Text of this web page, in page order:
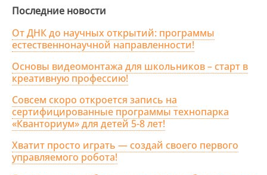
Последние новости
От ДНК до научных открытий: программы
естественнонаучной направленности!
Основы видеомонтажа для школьников – старт в
креативную профессию!
Совсем скоро откроется запись на
сертифицированные программы технопарка
«Кванториум» для детей 5-8 лет!
Хватит просто играть — создай своего первого
управляемого робота!